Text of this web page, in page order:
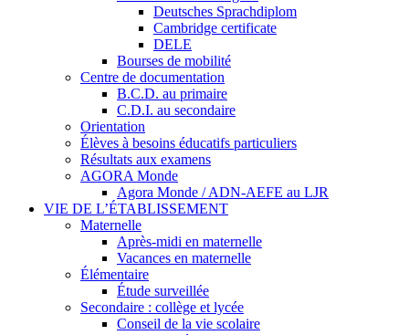
Deutsches Sprachdiplom
Cambridge certificate
DELE
Bourses de mobilité
Centre de documentation
B.C.D. au primaire
C.D.I. au secondaire
Orientation
Élèves à besoins éducatifs particuliers
Résultats aux examens
AGORA Monde
Agora Monde / ADN-AEFE au LJR
VIE DE L’ÉTABLISSEMENT
Maternelle
Après-midi en maternelle
Vacances en maternelle
Élémentaire
Étude surveillée
Secondaire : collège et lycée
Conseil de la vie scolaire